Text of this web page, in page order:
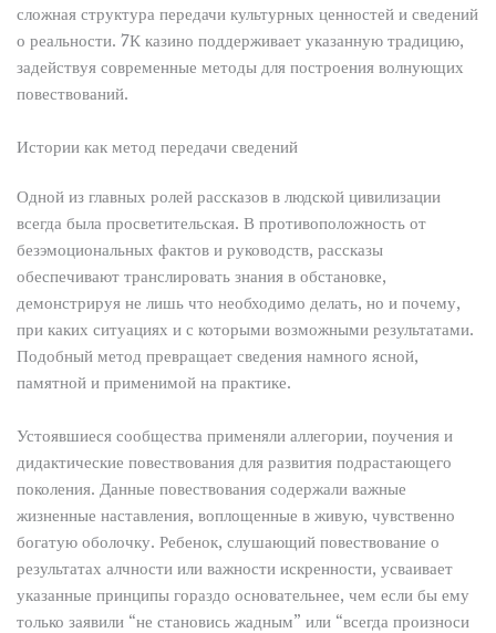
сложная структура передачи культурных ценностей и сведений
о реальности. 7К казино поддерживает указанную традицию,
задействуя современные методы для построения волнующих
повествований.
Истории как метод передачи сведений
Одной из главных ролей рассказов в людской цивилизации
всегда была просветительская. В противоположность от
безэмоциональных фактов и руководств, рассказы
обеспечивают транслировать знания в обстановке,
демонстрируя не лишь что необходимо делать, но и почему,
при каких ситуациях и с которыми возможными результатами.
Подобный метод превращает сведения намного ясной,
памятной и применимой на практике.
Устоявшиеся сообщества применяли аллегории, поучения и
дидактические повествования для развития подрастающего
поколения. Данные повествования содержали важные
жизненные наставления, воплощенные в живую, чувственно
богатую оболочку. Ребенок, слушающий повествование о
результатах алчности или важности искренности, усваивает
указанные принципы гораздо основательнее, чем если бы ему
только заявили “не становись жадным” или “всегда произноси